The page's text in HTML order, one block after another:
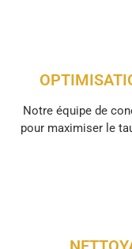
Notre équipe de
pour maximiser le